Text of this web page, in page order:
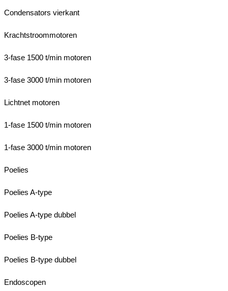
Condensators vierkant
Krachtstroommotoren
3-fase 1500 t/min motoren
3-fase 3000 t/min motoren
Lichtnet motoren
1-fase 1500 t/min motoren
1-fase 3000 t/min motoren
Poelies
Poelies A-type
Poelies A-type dubbel
Poelies B-type
Poelies B-type dubbel
Endoscopen